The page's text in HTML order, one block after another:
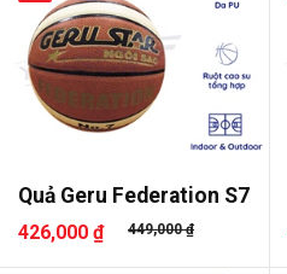
Quả Geru Federation S7
426,000 ₫ 449,000 ₫